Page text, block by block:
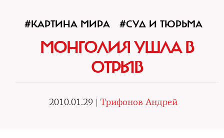
#КАРТИНА МИРА #СУД И ТЮРЬМА
МОНГОЛИЯ УШЛА В
ОТРЫВ
2010.01.29 | Трифонов Андрей